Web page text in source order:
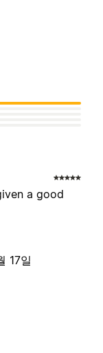
a good
17일